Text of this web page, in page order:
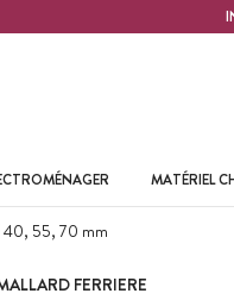
MATÉRIEL
40, 55, 70 mm
FERRIERE